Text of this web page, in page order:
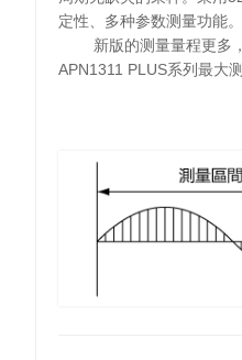
定性、多种参数测量功能
新版的测量量程更多，
APN1311 PLUS系列最大